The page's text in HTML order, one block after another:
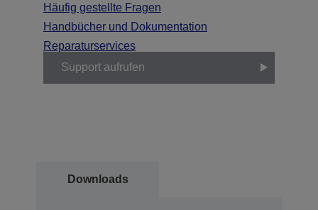
Häufig gestellte Fragen
Handbücher und Dokumentation
Reparaturservices
Support aufrufen
Downloads